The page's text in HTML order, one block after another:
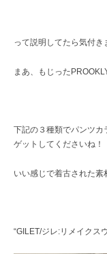
って説明してたら気付き
まあ、もじった
下記の３種類でパンツカ
ゲットしてくださいね！
いい感じで着古された素
“GILET/ジレ:リメイクス